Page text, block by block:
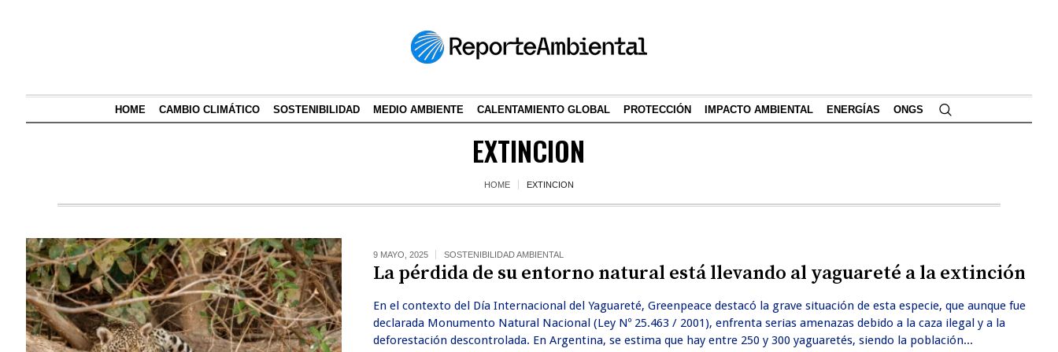
HOME CAMBIO CLIMÁTICO SOSTENIBILIDAD MEDIO AMBIENTE CALENTAMIENTO GLOBAL PROTECCIÓN IMPACTO AMBIENTAL ENERGÍAS ONGS
EXTINCION
HOME EXTINCION
9 MAYO, 2025 SOSTENIBILIDAD AMBIENTAL
La pérdida de su entorno natural está llevando al yaguareté a la extinción
En el contexto del Día Internacional del Yaguareté, Greenpeace destacó la grave situación de esta especie, que aunque fue
declarada Monumento Natural Nacional (Ley Nº 25.463 / 2001), enfrenta serias amenazas debido a la caza ilegal y a la
deforestación descontrolada. En Argentina, se estima que hay entre 250 y 300 yaguaretés, siendo la población...